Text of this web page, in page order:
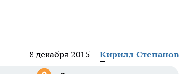
8 декабря 2015 Кирилл Степанов